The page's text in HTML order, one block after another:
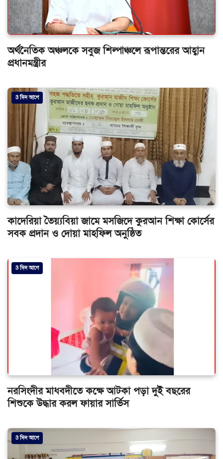
অর্থনৈতিক অঞ্চলকে সবুজ শিল্পাঞ্চলে রূপান্তরের আহ্বান
প্রধানমন্ত্রীর
3 দিন আগে
কাদেরিয়া তৈয়্যবিয়া জামে মসজিদে কুরআন শিক্ষা কোর্সের
সবক প্রদান ও দোয়া মাহফিল অনুষ্ঠিত
3 দিন আগে
নরসিংদীর মাধবদীতে কক্ষে আটকা পড়া দুই বছরের
শিশুকে উদ্ধার করল ফায়ার সার্ভিস
3 দিন আগে